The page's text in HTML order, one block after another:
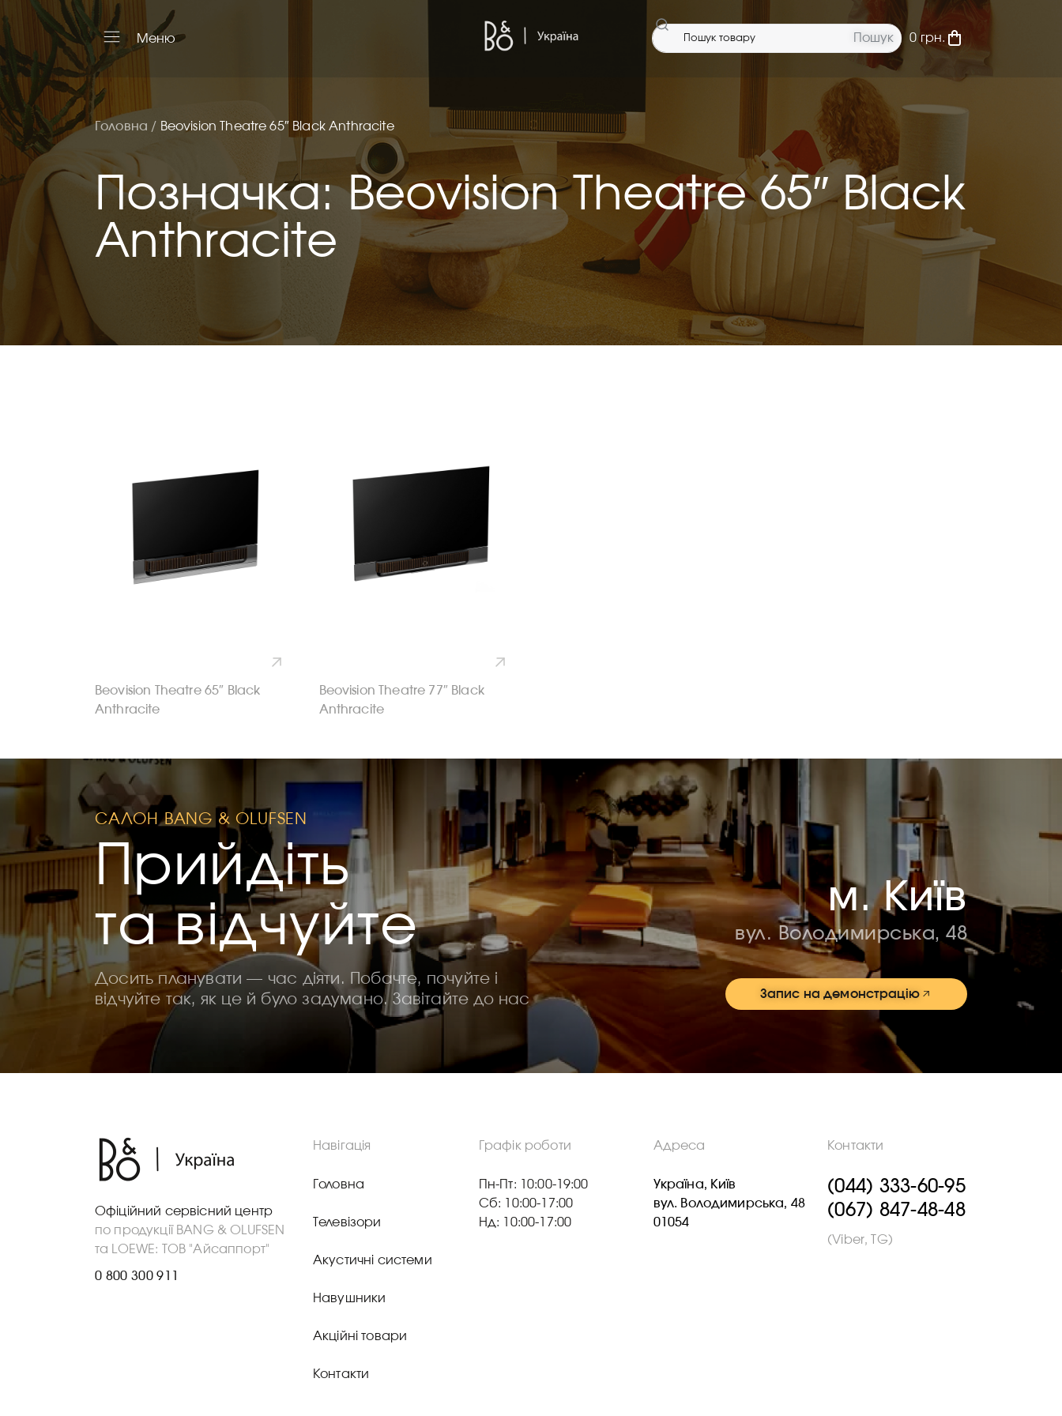
Меню Пошук 0грн.
Головна / Beovision Theatre 65″ Black Anthracite
Позначка: Beovision Theatre 65″ Black
Anthracite
Beovision Theatre 65″ Black
Anthracite
Beovision Theatre 77″ Black
Anthracite
САЛОН BANG & OLUFSEN
Прийдіть
та відчуйте
Досить планувати — час діяти. Побачте, почуйте і
відчуйте так, як це й було задумано. Завітайте до нас
м. Київ
вул. Володимирська, 48
Запис на демонстрацію
Офіційний сервісний центр
по продукції BANG & OLUFSEN
та LOEWE: ТОВ "Айсаппорт"
0 800 300 911
Навігація
Головна
Телевізори
Акустичні системи
Навушники
Акційні товари
Контакти
Графік роботи
Пн-Пт: 10:00-19:00
Сб: 10:00-17:00
Нд: 10:00-17:00
Адреса
Україна, Київ
вул. Володимирська, 48
01054
Контакти
(044) 333-60-95
(067) 847-48-48
(Viber, TG)